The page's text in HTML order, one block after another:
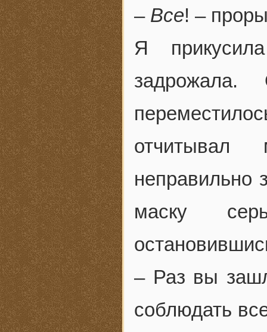
– Все! –
Я
неправильно
маску
– Раз вы
соблюдать